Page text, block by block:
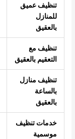
تنظيف عميق
للمنازل
بالعقيق
تنظيف مع
التعقيم بالعقيق
تنظيف منازل
بالساعة
بالعقيق
خدمات تنظيف
موسمية